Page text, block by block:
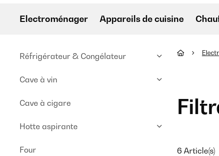
Electroménager Appareils de cuisine
Réfrigérateur & Congélateur
Cave à vin
Cave à cigare
Hotte aspirante
Four 6 Article(s)